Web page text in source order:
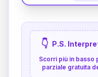
👇 P.S.
Scorri più in
parziale gratuita